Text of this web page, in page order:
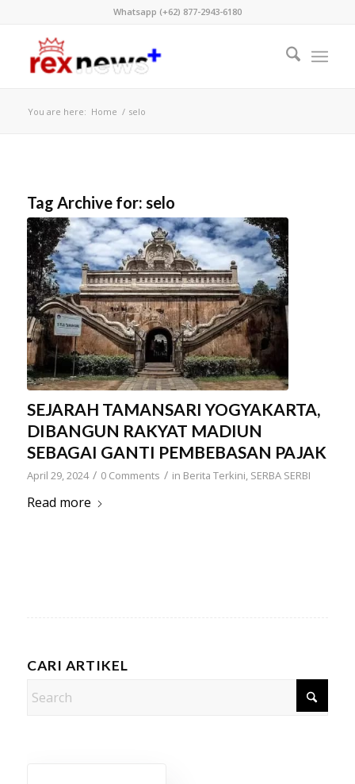
Whatsapp (+62) 877-2943-6180
You are here: Home / selo
Tag Archive for: selo
SEJARAH TAMANSARI YOGYAKARTA,
DIBANGUN RAKYAT MADIUN
SEBAGAI GANTI PEMBEBASAN PAJAK
April 29, 2024 / 0 Comments / in Berita Terkini, SERBA SERBI
Read more
CARI ARTIKEL